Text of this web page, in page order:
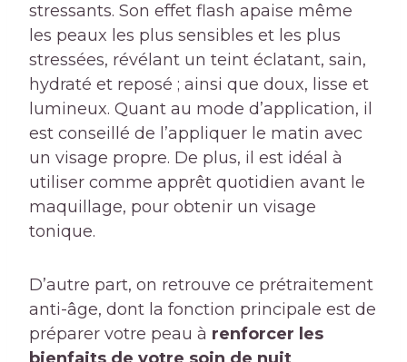
stressants. Son effet flash apaise même
les peaux les plus sensibles et les plus
stressées, révélant un teint éclatant, sain,
hydraté et reposé ; ainsi que doux, lisse et
lumineux. Quant au mode d’application, il
est conseillé de l’appliquer le matin avec
un visage propre. De plus, il est idéal à
utiliser comme apprêt quotidien avant le
maquillage, pour obtenir un visage
tonique.
D’autre part, on retrouve ce prétraitement
anti-âge, dont la fonction principale est de
préparer votre peau à renforcer les